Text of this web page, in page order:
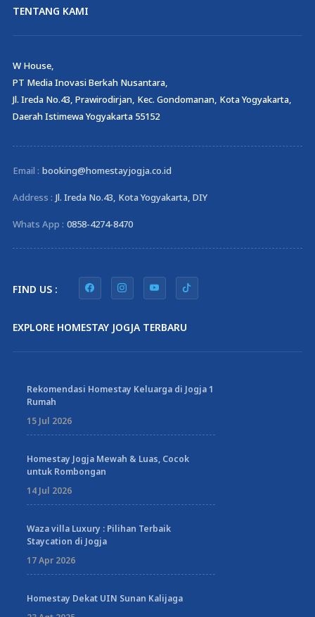
TENTANG KAMI
W House,
PT Media Inovasi Berkah Nusantara,
Jl. Ireda No.43, Prawirodirjan, Kec. Gondomanan, Kota Yogyakarta,
Daerah Istimewa Yogyakarta 55152
Email : booking@homestayjogja.co.id
Address : Jl. Ireda No.43, Kota Yogyakarta, DIY
Whats App : 0858-4274-8470
FIND US :
EXPLORE HOMESTAY JOGJA TERBARU
Rekomendasi Homestay Keluarga di Jogja 1
Rumah
15 Jul 2026
Homestay Jogja Mewah & Luas, Cocok
untuk Rombongan
14 Jul 2026
Waza villa Luxury : Pilihan Terbaik
Staycation di Jogja
17 Apr 2026
Homestay Dekat UIN Sunan Kalijaga